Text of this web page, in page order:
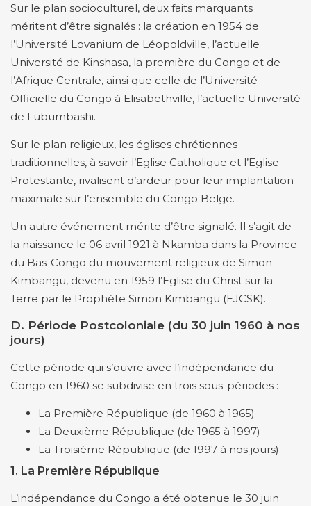
Sur le plan socioculturel, deux faits marquants
méritent d’être signalés : la création en 1954 de
l’Université Lovanium de Léopoldville, l’actuelle
Université de Kinshasa, la première du Congo et de
l’Afrique Centrale, ainsi que celle de l’Université
Officielle du Congo à Elisabethville, l’actuelle Université
de Lubumbashi.
Sur le plan religieux, les églises chrétiennes
traditionnelles, à savoir l’Eglise Catholique et l’Eglise
Protestante, rivalisent d’ardeur pour leur implantation
maximale sur l’ensemble du Congo Belge.
Un autre événement mérite d’être signalé. Il s’agit de
la naissance le 06 avril 1921 à Nkamba dans la Province
du Bas-Congo du mouvement religieux de Simon
Kimbangu, devenu en 1959 l’Eglise du Christ sur la
Terre par le Prophète Simon Kimbangu (EJCSK).
D. Période Postcoloniale (du 30 juin 1960 à nos
jours)
Cette période qui s’ouvre avec l’indépendance du
Congo en 1960 se subdivise en trois sous-périodes :
La Première République (de 1960 à 1965)
La Deuxième République (de 1965 à 1997)
La Troisième République (de 1997 à nos jours)
1. La Première République
L’indépendance du Congo a été obtenue le 30 juin